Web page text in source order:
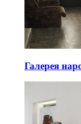
Галерея